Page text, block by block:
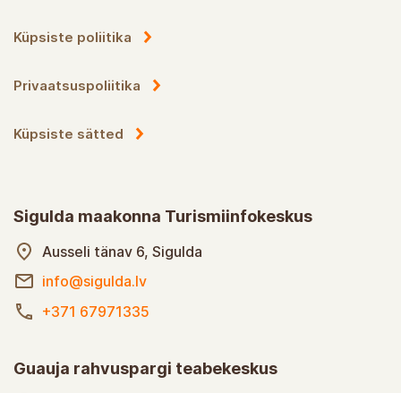
Küpsiste poliitika
Privaatsuspoliitika
Küpsiste sätted
Sigulda maakonna Turismiinfokeskus
Ausseli tänav 6, Sigulda
info@sigulda.lv
+371 67971335
Guauja rahvuspargi teabekeskus